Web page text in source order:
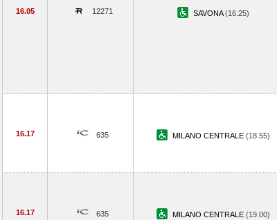
16.05 12271 SAVONA(16.25)
16.17 635 MILANO CENTRALE (18.55)
16.17 635 MILANO CENTRALE (19.00)